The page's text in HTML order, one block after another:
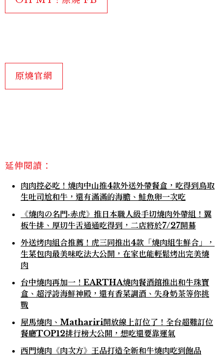
原燒官網
延伸閱讀：
肉肉控必吃！燒肉中山推4款外送外帶餐盒，吃得到鳥取
生吐司尬和牛，還有滿滿的海膽、鮭魚卵一次吃
《燒肉の名門·赤虎》推日本職人級手切燒肉外帶組！翼
板牛排、厚切牛舌通通吃得到，二店將於7/27開幕
外送烤肉組合推薦！虎三同推出4款「燒肉組生鮮合」，
生菜包肉最美味吃法大公開，在家也能輕鬆烤出完美燒
肉
台中燒肉再加一！EARTHA燒肉餐酒館推出和牛珠寶
盒、超浮誇海鮮神殿，還有香菜調酒、失身奶茶等你挑
戰
屋馬燒肉、Mathariri開放線上訂位了！全台超難訂位
餐廳TOP12排行榜大公開，想吃還要靠運氣
西門燒肉《肉次方》王品打造全新和牛燒肉吃到飽品